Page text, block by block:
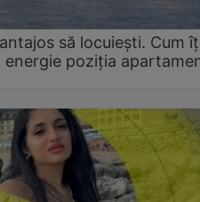
să locuiești. Cum
poziția